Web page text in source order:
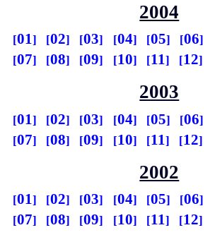
2004
01 02 03 04 05
06
07
08 09 10 11 12
2003
01 02 03 04 05
06
07
08 09 10 11 12
2002
01 02 03 04 05
06
07
08 09 10 11 12